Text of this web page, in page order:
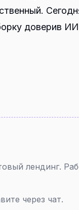
доверив
лендинг.
через чат.